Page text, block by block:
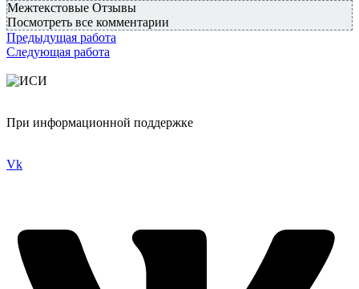
Межтекстовые Отзывы
Посмотреть все комментарии
Предыдущая работа
Следующая работа
При информационной поддержке
Vk